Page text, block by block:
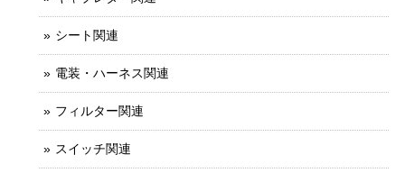
シート関連
電装・ハーネス関連
フィルター関連
スイッチ関連